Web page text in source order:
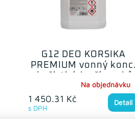
G12 DEO KORSIKA
PREMIUM vonný konc.
5l
1 450.31 Kč
s DPH
Na objednávku
Detail